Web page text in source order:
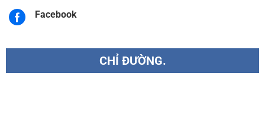
Facebook
CHỈ ĐƯỜNG.